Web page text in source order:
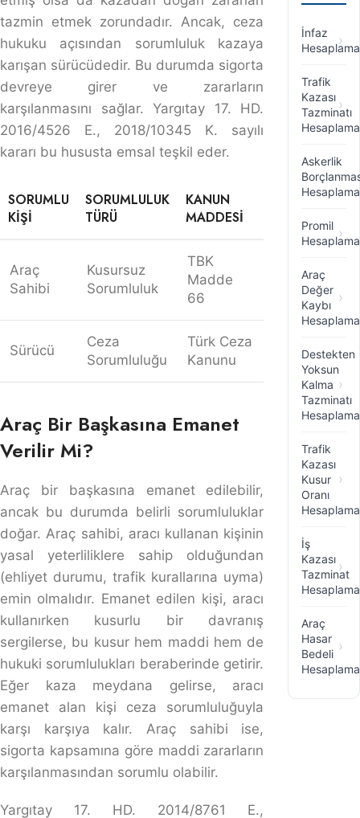
Sürücü Ceza Sorumluluğu
Türk Ceza
Kanunu
Araç Bir Başkasına Emanet Verilir Mi?
Araç bir başkasına emanet edilebilir, ancak bu
durumda belirli sorumluluklar doğar. Araç sahibi, aracı
kullanan kişinin yasal yeterliliklere sahip olduğundan
(ehliyet durumu, trafik kurallarına uyma) emin olmalıdır.
Emanet edilen kişi, aracı kullanırken kusurlu bir
davranış sergilerse, bu kusur hem maddi hem de
hukuki sorumlulukları beraberinde getirir. Eğer kaza
meydana gelirse, aracı emanet alan kişi ceza
sorumluluğuyla karşı karşıya kalır. Araç sahibi ise,
sigorta kapsamına göre maddi zararların
karşılanmasından sorumlu olabilir.
Yargıtay 17. HD. 2014/8761 E., 2015/4256 K. sayılı
kararında, araç sahibinin sorumluluklarının altı çizilmiştir
ve kazanın meydana gelmesi halinde hukuki süreç
Ruhsat Sahibi Dışında Araç Kullanmak
Ruhsat Sahibi Dışında Araç Kullanmak